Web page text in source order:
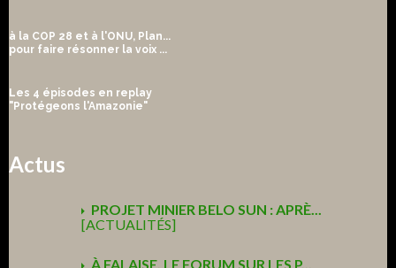
à la COP 28 et à l'ONU, Plan...
pour faire résonner la voix ...
Les 4 épisodes en replay
"Protégeons l'Amazonie"
Actus
PROJET MINIER BELO SUN : APRÈ...
[ACTUALITÉS]
À FALAISE, LE FORUM SUR LES P...